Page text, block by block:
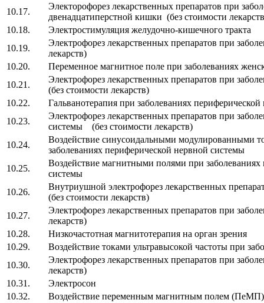
10.17.
Электорофорез лекарственных препаратов при
двенадцатиперстной кишки (без стоимости
10.18.
Электростимуляция желудочно-кишечного
10.19.
Электрофорез лекарственных препаратов при
лекарств)
10.20.
Переменное магнитное поле при заболеваниях
10.21.
Электрофорез лекарственных препаратов при
(без стоимости лекарств)
10.22.
Гальванотерапия при заболеваниях
10.23.
Электрофорез лекарственных препаратов при
системы (без стоимости лекарств)
10.24.
Воздействие синусоидальными модулированными
заболеваниях периферической нервной системы
10.25.
Воздействие магнитными полями при
системы
10.26.
Внутриушной электрофорез лекарственных
(без стоимости лекарств)
10.27.
Электрофорез лекарственных препаратов при
лекарств)
10.28.
Низкочастотная магнитотерапия на орган
10.29.
Воздействие токами ультравысокой частоты
10.30.
Электрофорез лекарственных препаратов при
лекарств)
10.31.
Электросон
10.32.
Воздействие переменным магнитным полем